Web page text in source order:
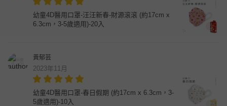
幼童4D醫用口罩-汪汪新春-財源滾滾 (約17cm x
6.3cm，3-5歲適用)-20入
黃郁芸
2023年11月
幼童4D醫用口罩-春日假期 (約17cm x 6.3cm，3-
5歲適用)-10入